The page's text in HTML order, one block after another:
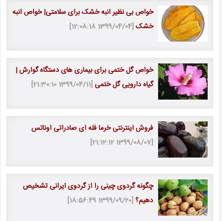
خواص بی نظیر انبه خشک برای سلامتی| خواص انبه
خشک[1399/04/04 12:08:18]
خواص گل ختمی برای بیماری های دستگاه گوارش |
گیاه دارویی گل ختمی [1399/04/11 21:30:10]
فروش اینترنتی خرما فله ای صادراتی اوناتس
[1399/08/07 21:12:12]
چگونه گردوی چینی را از گردوی ایرانی تشخیص
دهیم؟[1399/09/20 18:56:49]